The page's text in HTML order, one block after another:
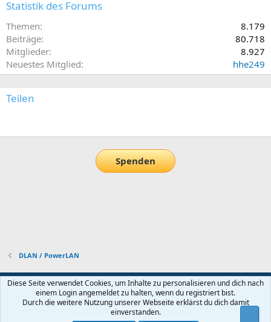
Statistik des Forums
Themen
8.179
Beiträge
80.718
Mitglieder
8.927
Neuestes Mitglied
hhe249
Teilen
Spenden
DLAN / PowerLAN
Default-Theme
Nutzungsbedingungen
Datenschutz Hilfe und Impressum Start
Diese Seite verwendet Cookies, um Inhalte zu personalisieren und dich nach
einem Login angemeldet zu halten, wenn du registriert bist.
Durch die weitere Nutzung unserer Webseite erklärst du dich damit
einverstanden.